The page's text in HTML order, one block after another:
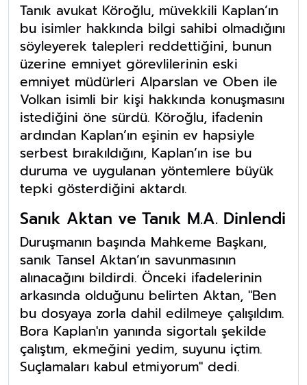
Tanık avukat Köroğlu, müvekkili Kaplan’ın
bu isimler hakkında bilgi sahibi olmadığını
söyleyerek talepleri reddettiğini, bunun
üzerine emniyet görevlilerinin eski
emniyet müdürleri Alparslan ve Oben ile
Volkan isimli bir kişi hakkında konuşmasını
istediğini öne sürdü. Köroğlu, ifadenin
ardından Kaplan’ın eşinin ev hapsiyle
serbest bırakıldığını, Kaplan’ın ise bu
duruma ve uygulanan yöntemlere büyük
tepki gösterdiğini aktardı.
Sanık Aktan ve Tanık M.A. Dinlendi
Duruşmanın başında Mahkeme Başkanı,
sanık Tansel Aktan’ın savunmasının
alınacağını bildirdi. Önceki ifadelerinin
arkasında olduğunu belirten Aktan, "Ben
bu dosyaya zorla dahil edilmeye çalışıldım.
Bora Kaplan'ın yanında sigortalı şekilde
çalıştım, ekmeğini yedim, suyunu içtim.
Suçlamaları kabul etmiyorum" dedi.